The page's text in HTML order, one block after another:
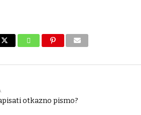
otkazno pismo?